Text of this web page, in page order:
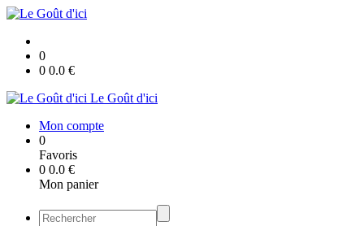
0
0 0.0 €
Le Goût d'ici
Mon compte
0
Favoris
0 0.0 €
Mon panier